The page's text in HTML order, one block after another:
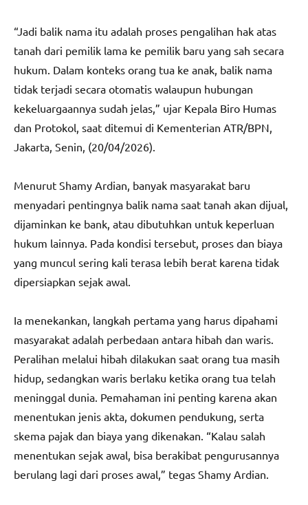
“Jadi balik nama itu adalah proses pengalihan hak atas
tanah dari pemilik lama ke pemilik baru yang sah secara
hukum. Dalam konteks orang tua ke anak, balik nama
tidak terjadi secara otomatis walaupun hubungan
kekeluargaannya sudah jelas,” ujar Kepala Biro Humas
dan Protokol, saat ditemui di Kementerian ATR/BPN,
Jakarta, Senin, (20/04/2026).
Menurut Shamy Ardian, banyak masyarakat baru
menyadari pentingnya balik nama saat tanah akan dijual,
dijaminkan ke bank, atau dibutuhkan untuk keperluan
hukum lainnya. Pada kondisi tersebut, proses dan biaya
yang muncul sering kali terasa lebih berat karena tidak
dipersiapkan sejak awal.
Ia menekankan, langkah pertama yang harus dipahami
masyarakat adalah perbedaan antara hibah dan waris.
Peralihan melalui hibah dilakukan saat orang tua masih
hidup, sedangkan waris berlaku ketika orang tua telah
meninggal dunia. Pemahaman ini penting karena akan
menentukan jenis akta, dokumen pendukung, serta
skema pajak dan biaya yang dikenakan. “Kalau salah
menentukan sejak awal, bisa berakibat pengurusannya
berulang lagi dari proses awal,” tegas Shamy Ardian.